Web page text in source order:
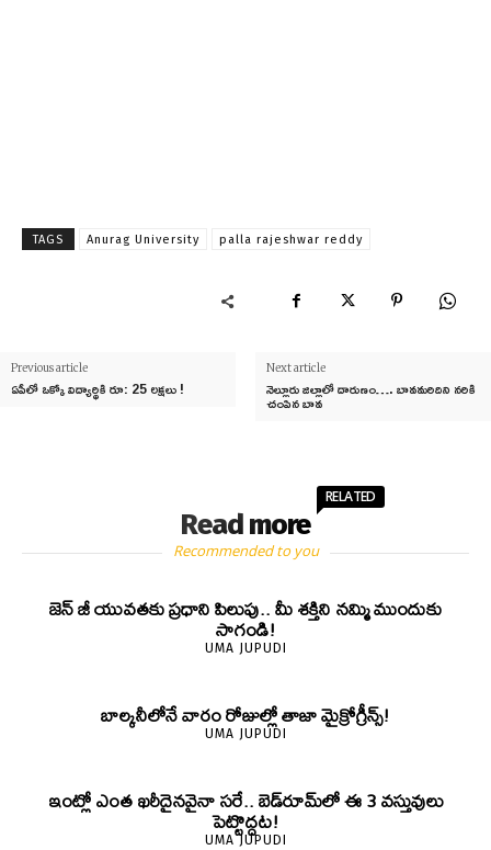
TAGS Anurag University palla rajeshwar reddy
Previous article
ఏపీలో ఒక్కో విద్యార్థికి రూ: 25 లక్షలు !
Next article
నెల్లూరు జిల్లాలో దారుణం…. బావమరిదిని నరికి
చంపిన బావ
Read more
RELATED
Recommended to you
జెన్‌ జీ యువతకు ప్రధాని పిలుపు.. మీ శక్తిని నమ్మి ముందుకు
సాగండి!
UMA JUPUDI
బాల్కనీలోనే వారం రోజుల్లో తాజా మైక్రోగ్రీన్స్‌!
UMA JUPUDI
ఇంట్లో ఎంత ఖరీదైనవైనా సరే.. బెడ్‌రూమ్‌లో ఈ 3 వస్తువులు
పెట్టొద్దట!
UMA JUPUDI